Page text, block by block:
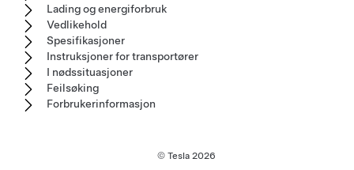
Lading og energiforbruk
Vedlikehold
Spesifikasjoner
Instruksjoner for transportører
I nødssituasjoner
Feilsøking
Forbrukerinformasjon
© Tesla 2026